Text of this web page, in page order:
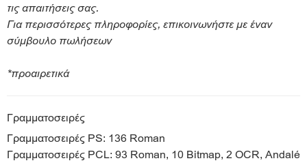
τις απαιτήσεις σας.
Για περισσότερες πληροφορίες, επικοινωνήστε με έναν
σύμβουλο πωλήσεων
*προαιρετικά
Γραμματοσειρές
Γραμματοσειρές PS: 136 Roman
Γραμματοσειρές PCL: 93 Roman, 10 Bitmap, 2 OCR, Andalé